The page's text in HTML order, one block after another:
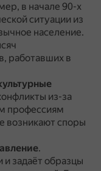
в начале 90-х
ситуации из
население.
работавших в
из-за
профессиям
возникают споры
.
и задаёт образцы